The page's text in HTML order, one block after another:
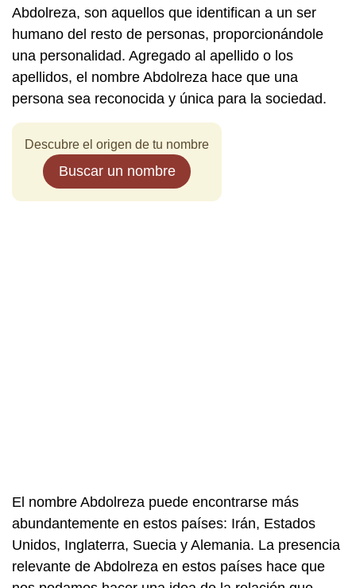
Abdolreza, son aquellos que identifican a un ser
humano del resto de personas, proporcionándole
una personalidad. Agregado al apellido o los
apellidos, el nombre Abdolreza hace que una
persona sea reconocida y única para la sociedad.
Descubre el origen de tu nombre
Buscar un nombre
El nombre Abdolreza puede encontrarse más
abundantemente en estos países: Irán, Estados
Unidos, Inglaterra, Suecia y Alemania. La presencia
relevante de Abdolreza en estos países hace que